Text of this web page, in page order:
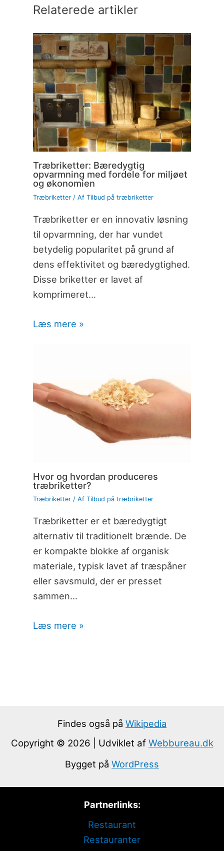
Relaterede artikler
Træbriketter: Bæredygtig
opvarmning med fordele for miljøet
og økonomien
Træbriketter/ Af Tilbud på træbriketter
Træbriketter er en innovativ løsning
til opvarmning, der har vundet
betydelig popularitet på grund af
dens effektivitet og bæredygtighed.
Disse briketter er lavet af
komprimeret…
Læs mere »
Hvor og hvordan produceres
træbriketter?
Træbriketter/ Af Tilbud på træbriketter
Træbriketter er et bæredygtigt
alternativ til traditionelt brænde. De
er kompakte blokke af organisk
materiale, typisk lavet af træspåner
eller savsmuld, der er presset
sammen…
Læs mere »
Findes også på Wikipedia
Copyright © 2026 | Udviklet af Webbureau.dk
Bygget på WordPress
Partnerlinks:
Restaurant
Restauranter